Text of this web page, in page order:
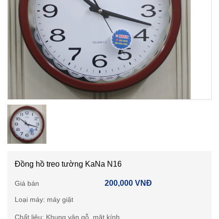
Đồng hồ treo tường KaNa N16
Giá bán 200,000 VNĐ
Loại máy: máy giật
Chất liệu: Khung vân gỗ, mặt kính.